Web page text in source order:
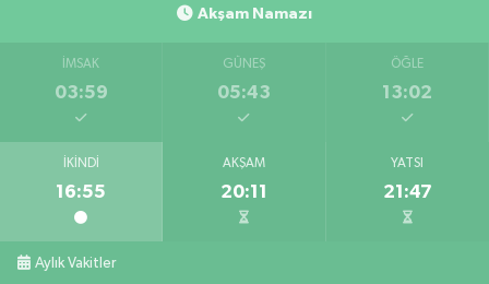
Akşam Namazı
İMSAK
03:59
GÜNEŞ
05:43
ÖĞLE
13:02
İKINDI
16:55
AKŞAM
20:11
YATSI
21:47
Aylık Vakitler